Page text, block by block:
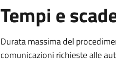
Tempi e
Durata massima del
comunicazioni richieste alle